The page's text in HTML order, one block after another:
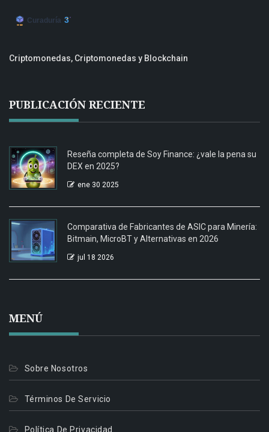
Criptomonedas, Criptomonedas y Blockchain
PUBLICACIÓN RECIENTE
Reseña completa de Soy Finance: ¿vale la pena su
DEX en 2025?
ene 30 2025
Comparativa de Fabricantes de ASIC para Minería:
Bitmain, MicroBT y Alternativas en 2026
jul 18 2026
MENÚ
Sobre Nosotros
Términos De Servicio
Política De Privacidad